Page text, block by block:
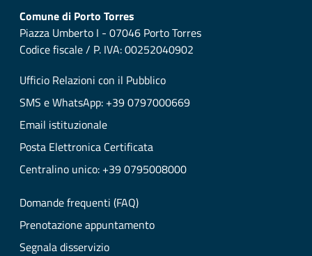
Comune di Porto Torres
Piazza Umberto I - 07046 Porto Torres
Codice fiscale / P. IVA: 00252040902
Ufficio Relazioni con il Pubblico
SMS e WhatsApp: +39 0797000669
Email istituzionale
Posta Elettronica Certificata
Centralino unico: +39 0795008000
Domande frequenti (FAQ)
Prenotazione appuntamento
Segnala disservizio